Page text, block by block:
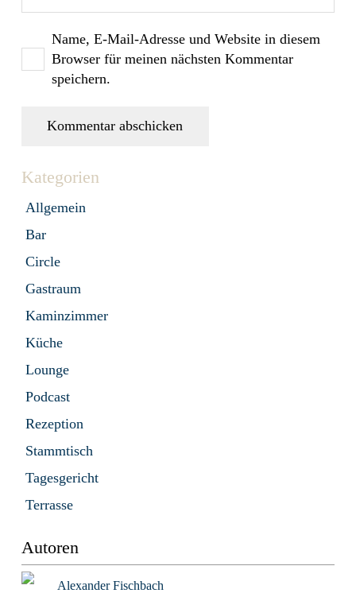
Name, E-Mail-Adresse und Website in diesem
Browser für meinen nächsten Kommentar
speichern.
Kommentar abschicken
Kategorien
Allgemein
Bar
Circle
Gastraum
Kaminzimmer
Küche
Lounge
Podcast
Rezeption
Stammtisch
Tagesgericht
Terrasse
Autoren
Alexander Fischbach